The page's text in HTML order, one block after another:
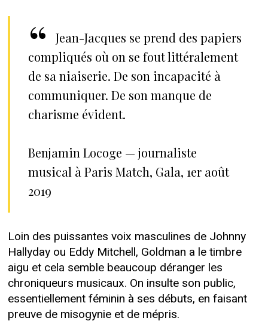
Jean-Jacques se prend des papiers
compliqués où on se fout littéralement
de sa niaiserie. De son incapacité à
communiquer. De son manque de
charisme évident.
Benjamin Locoge — journaliste
musical à Paris Match, Gala, 1er août
2019
Loin des puissantes voix masculines de Johnny
Hallyday ou Eddy Mitchell, Goldman a le timbre
aigu et cela semble beaucoup déranger les
chroniqueurs musicaux. On insulte son public,
essentiellement féminin à ses débuts, en faisant
preuve de misogynie et de mépris.